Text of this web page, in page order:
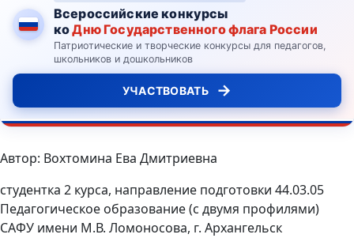
Всероссийские конкурсы
коДню Государственного флага России
Патриотические и творческие конкурсы для педагогов,
школьников и дошкольников
УЧАСТВОВАТЬ →
Автор: Вохтомина Ева Дмитриевна
студентка 2 курса, направление подготовки 44.03.05
Педагогическое образование (с двумя профилями)
САФУ имени М.В. Ломоносова, г. Архангельск